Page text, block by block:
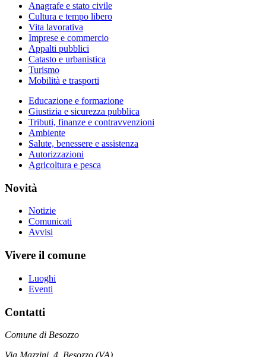
Anagrafe e stato civile
Cultura e tempo libero
Vita lavorativa
Imprese e commercio
Appalti pubblici
Catasto e urbanistica
Turismo
Mobilità e trasporti
Educazione e formazione
Giustizia e sicurezza pubblica
Tributi, finanze e contravvenzioni
Ambiente
Salute, benessere e assistenza
Autorizzazioni
Agricoltura e pesca
Novità
Notizie
Comunicati
Avvisi
Vivere il comune
Luoghi
Eventi
Contatti
Comune di Besozzo